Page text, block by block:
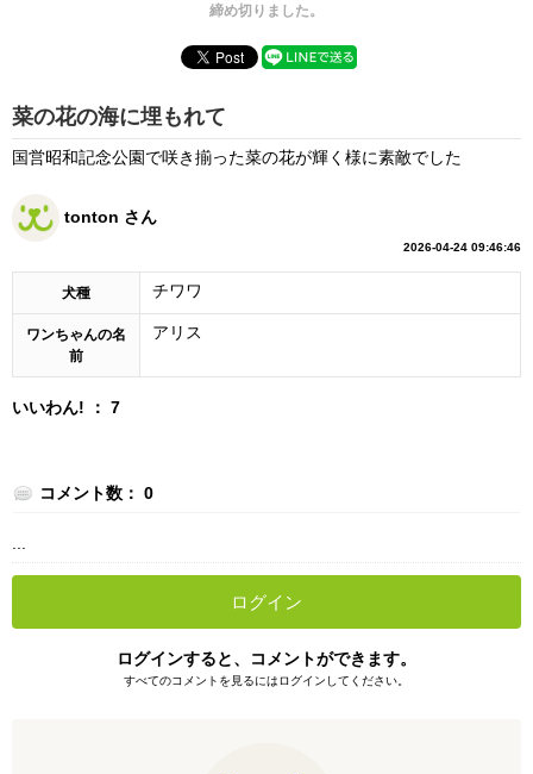
締め切りました。
菜の花の海に埋もれて
国営昭和記念公園で咲き揃った菜の花が輝く様に素敵でした
tonton さん
2026-04-24 09:46:46
犬種 チワワ
ワンちゃんの名
前
アリス
いいわん! ： 7
コメント数： 0
ログイン
ログインすると、コメントができます。
すべてのコメントを見るにはログインしてください。